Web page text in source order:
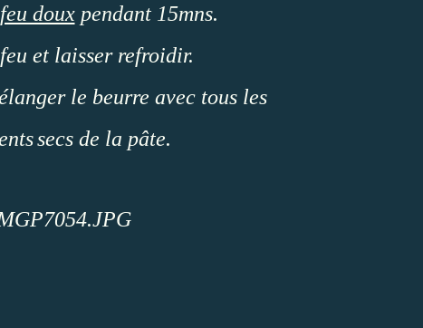
douxpendant 15mns.
et laisser refroidir.
le beurre avec tous les
secs de la pâte.